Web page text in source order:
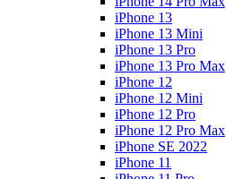
iPhone 13
iPhone 13 Mini
iPhone 13 Pro
iPhone 13 Pro Max
iPhone 12
iPhone 12 Mini
iPhone 12 Pro
iPhone 12 Pro Max
iPhone SE 2022
iPhone 11